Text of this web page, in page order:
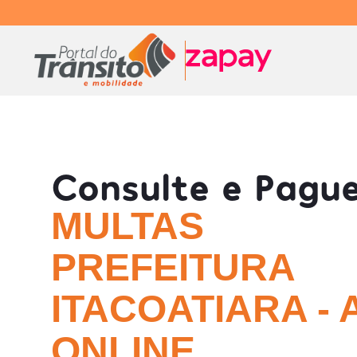
Consulte e
MULTAS
PREFEITURA
ITACOATIARA -